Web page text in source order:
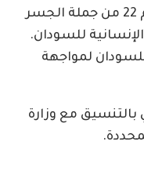
وأوضح أن هذه الشحنة تأتي بالرقم 22 من جملة الجسر
للسودان.
لمواجهة
مع وزارة